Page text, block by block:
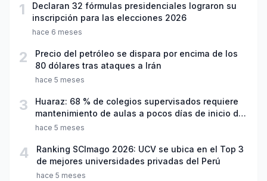
1
Declaran 32 fórmulas presidenciales lograron su
inscripción para las elecciones 2026
hace 6 meses
2
Precio del petróleo se dispara por encima de los
80 dólares tras ataques a Irán
hace 5 meses
3
Huaraz: 68 % de colegios supervisados requiere
mantenimiento de aulas a pocos días de inicio del
año escolar 2026
hace 5 meses
4
Ranking SCImago 2026: UCV se ubica en el Top 3
de mejores universidades privadas del Perú
hace 5 meses